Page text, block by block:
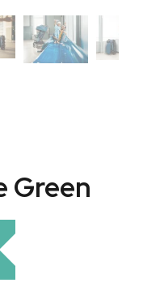
Green